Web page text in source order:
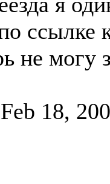
не
18,